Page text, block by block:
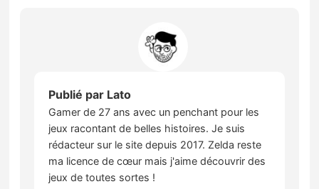
Publié par Lato
Gamer de 27 ans avec un penchant pour les
jeux racontant de belles histoires. Je suis
rédacteur sur le site depuis 2017. Zelda reste
ma licence de cœur mais j'aime découvrir des
jeux de toutes sortes !